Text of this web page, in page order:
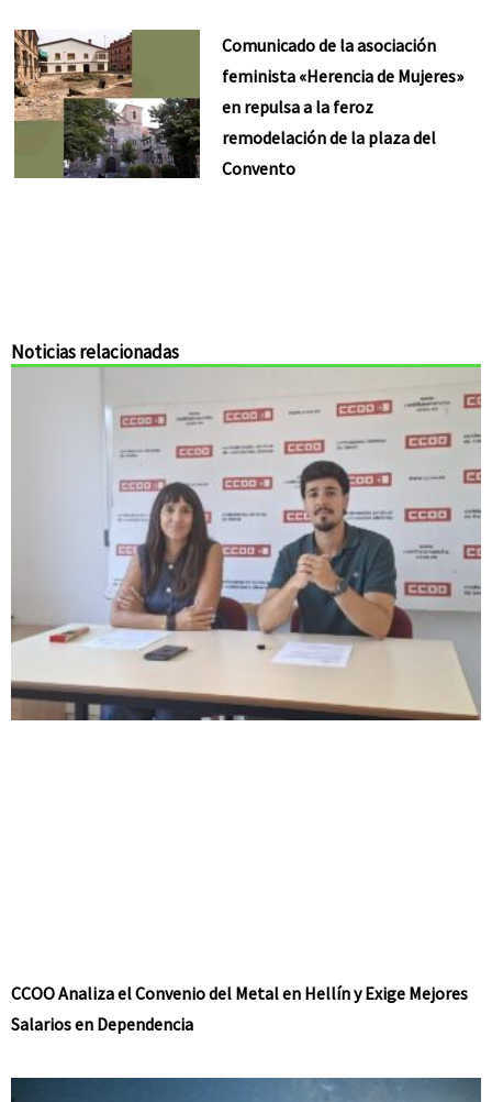
Comunicado de la asociación
feminista «Herencia de Mujeres»
en repulsa a la feroz
remodelación de la plaza del
Convento
Noticias relacionadas
CCOO Analiza el Convenio del Metal en Hellín y Exige Mejores
Salarios en Dependencia